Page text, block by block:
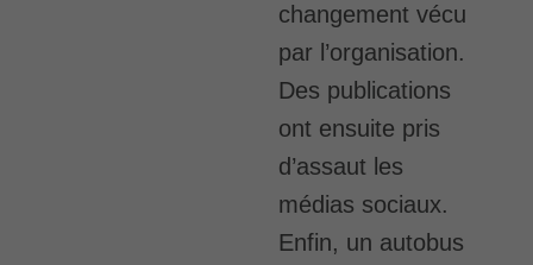
changement vécu
par l’organisation.
Des publications
ont ensuite pris
d’assaut les
médias sociaux.
Enfin, un autobus